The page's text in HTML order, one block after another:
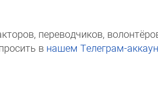
пере­вод­чи­ков,
в на­шем Те­ле­грам-